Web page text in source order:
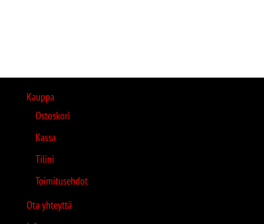
Kauppa
Ostoskori
Kassa
Tilini
Toimitusehdot
Ota yhteyttä